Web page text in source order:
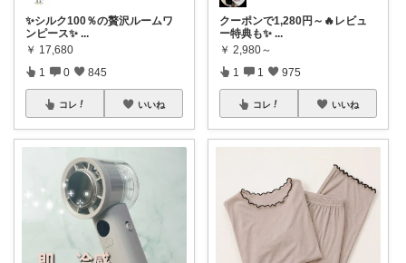
✨シルク100％の贅沢ルームワ
ンピース✨ ...
￥ 17,680
1 0 845
コレ いいね
クーポンで1,280円～🔥レビュ
ー特典も✨ ...
￥ 2,980～
1 1 975
コレ いいね